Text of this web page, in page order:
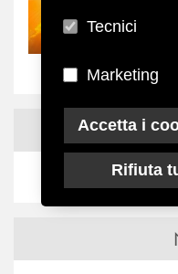
Nove
Tecnici
Marketing
Accetta i
Rifiuta